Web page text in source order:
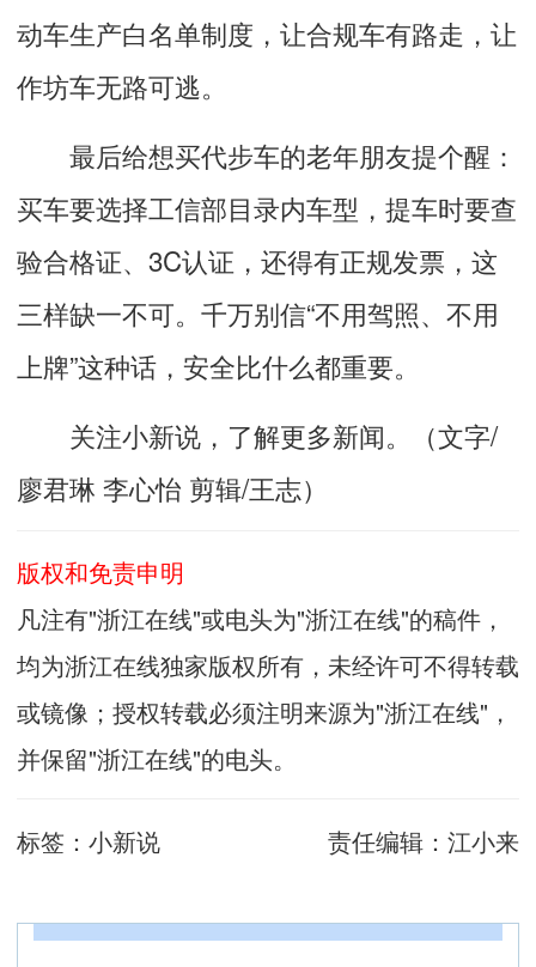
动车生产白名单制度，让合规车有路走，让
作坊车无路可逃。
最后给想买代步车的老年朋友提个醒：
买车要选择工信部目录内车型，提车时要查
验合格证、3C认证，还得有正规发票，这
三样缺一不可。千万别信“不用驾照、不用
上牌”这种话，安全比什么都重要。
关注小新说，了解更多新闻。（文字/
廖君琳 李心怡 剪辑/王志）
版权和免责申明
凡注有"浙江在线"或电头为"浙江在线"的稿件，
均为浙江在线独家版权所有，未经许可不得转载
或镜像；授权转载必须注明来源为"浙江在线"，
并保留"浙江在线"的电头。
标签： 小新说 责任编辑： 江小来